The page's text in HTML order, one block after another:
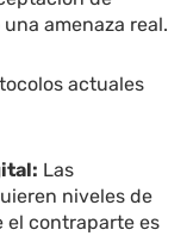
amenaza real.
actuales
Las
niveles de
el contraparte es